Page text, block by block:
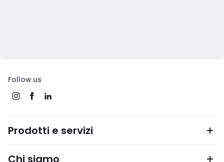
Follow us
Prodotti e servizi
Chi siamo